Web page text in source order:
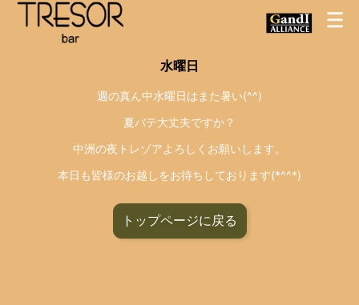
水曜日
週の真ん中水曜日はまた暑い(^^)
夏バテ大丈夫ですか？
中洲の夜トレゾアよろしくお願いします。
本日も皆様のお越しをお待ちしております(*^^*)
トップページに戻る